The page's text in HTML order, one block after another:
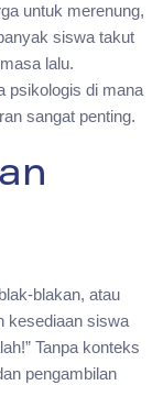
untuk merenung,
siswa takut
lalu.
psikologis di mana
sangat penting.
blakan, atau
kesediaan siswa
Tanpa konteks
pengambilan